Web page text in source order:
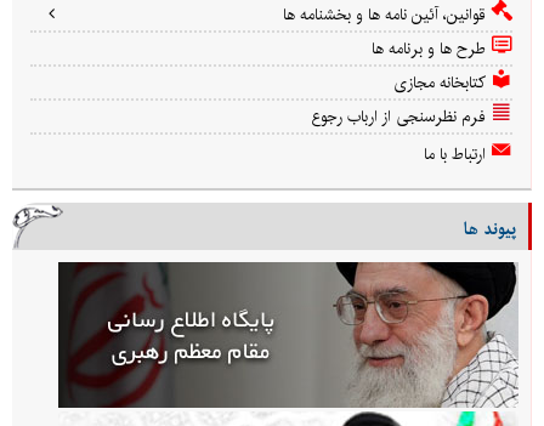
قوانین، آئین نامه ها و بخشنامه ها
طرح ها و برنامه ها
کتابخانه مجازی
فرم نظرسنجی از ارباب رجوع
ارتباط با ما
پیوند ها